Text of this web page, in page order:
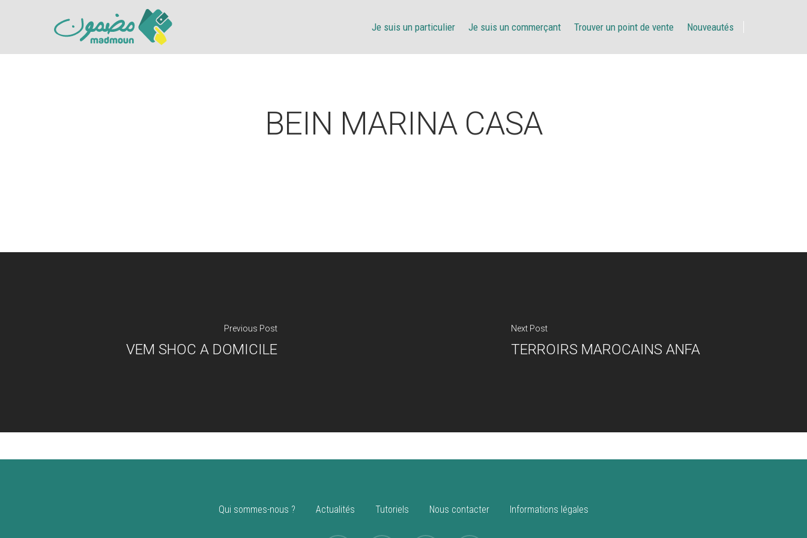
Je suis un particulier Je suis un commerçant Trouver un point de vente Nouveautés
BEIN MARINA CASA
Previous Post
VEM SHOC A DOMICILE
Next Post
TERROIRS MAROCAINS ANFA
Qui sommes-nous ? Actualités Tutoriels Nous contacter Informations légales